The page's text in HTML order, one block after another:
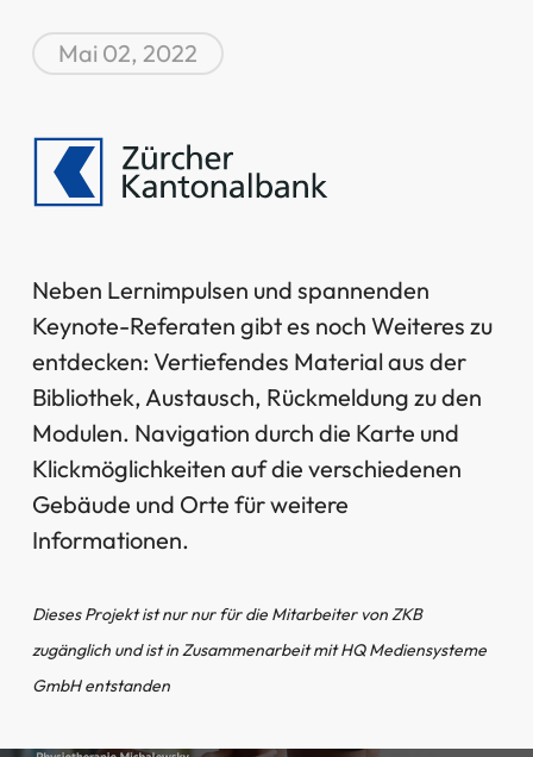
Mai 02, 2022
Neben Lernimpulsen und spannenden
Keynote-Referaten gibt es noch Weiteres zu
entdecken: Vertiefendes Material aus der
Bibliothek, Austausch, Rückmeldung zu den
Modulen. Navigation durch die Karte und
Klickmöglichkeiten auf die verschiedenen
Gebäude und Orte für weitere
Informationen.
Dieses Projekt ist nur nur für die Mitarbeiter von ZKB
zugänglich und ist in Zusammenarbeit mit HQ Mediensysteme
GmbH entstanden